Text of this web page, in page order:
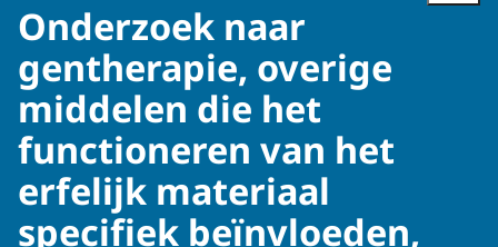
Onderzoek naar
gentherapie, overige
middelen die het
functioneren van het
erfelijk materiaal
specifiek beïnvloeden,